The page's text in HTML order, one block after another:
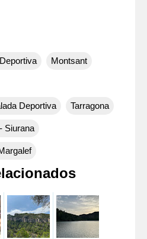
Montsant
Deportiva Tarragona
Siurana